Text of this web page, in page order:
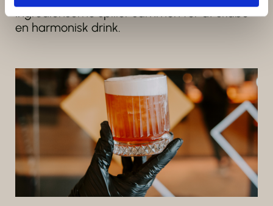
ingredienserne spiller sammen for at skabe
en harmonisk drink.